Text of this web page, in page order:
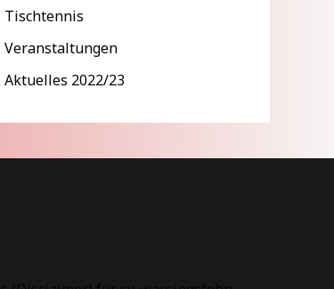
Tischtennis
Veranstaltungen
Aktuelles 2022/23